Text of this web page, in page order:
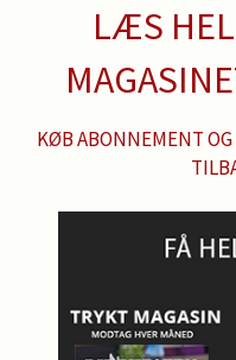
LÆS
KØB ABONNEMENT OG